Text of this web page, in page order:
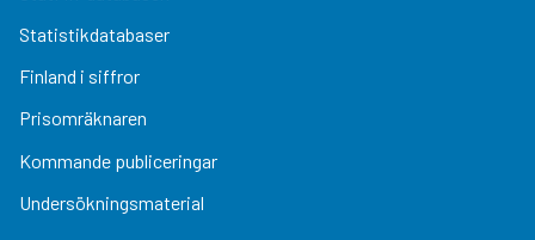
Statistikdatabaser
Finland i siffror
Prisomräknaren
Kommande publiceringar
Undersökningsmaterial